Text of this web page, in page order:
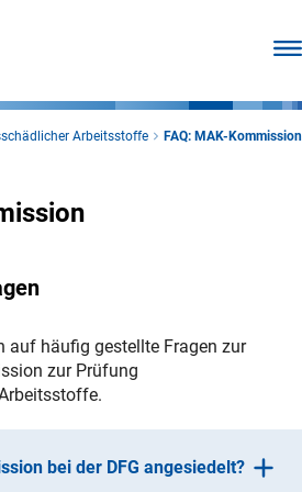
Arbeitsstoffe FAQ: MAK-Kommission
auf häufig gestellte Fragen zur
zur Prüfung
bei der DFG angesiedelt?